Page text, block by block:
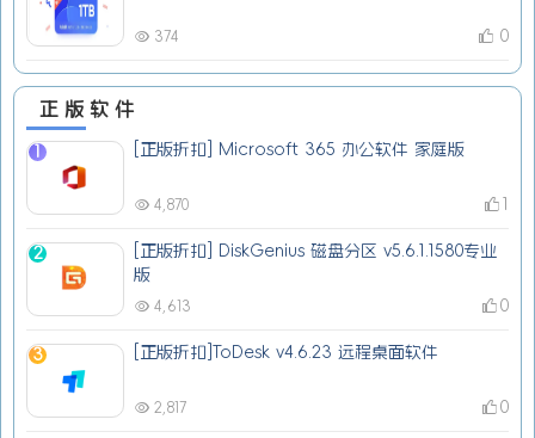
374 0
正版软件
[正版折扣] Microsoft 365 办公软件 家庭版
4,870
2
[正版折扣] DiskGenius 磁盘分区 v5.6.1.1580专业
版
4,613 0
3 [正版折扣]ToDesk v4.6.23 远程桌面软件
2,817 0